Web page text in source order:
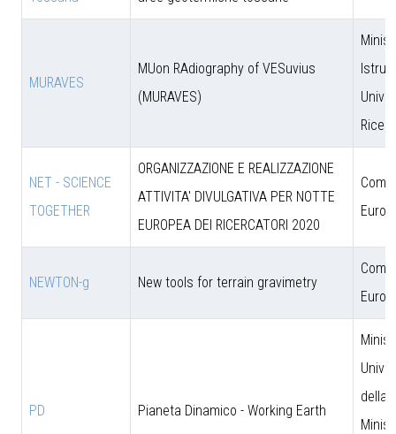
MURAVES
MUon RAdiography of VESuvius
(MURAVES)
NET - SCIENCE
TOGETHER
ORGANIZZAZIONE E REALIZZAZIONE
ATTIVITA' DIVULGATIVA PER NOTTE
EUROPEA DEI RICERCATORI 2020
NEWTON-g New tools for terrain gravimetry
PD Pianeta Dinamico - Working Earth
della